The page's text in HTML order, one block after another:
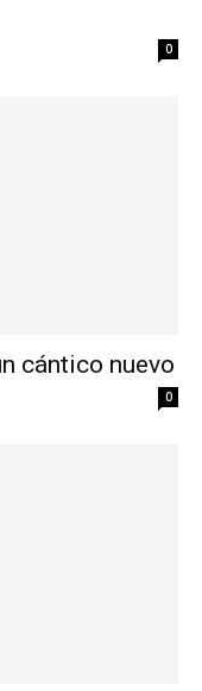
0
cántico nuevo
0